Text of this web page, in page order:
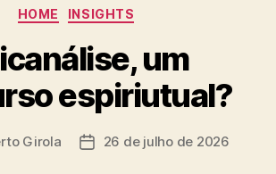
Categorias
HOME INSIGHTS
um
espiriutual?
Girola
Data26 de julho de 2026